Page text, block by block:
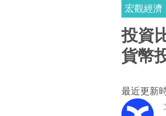
宏觀經濟
投資
貨幣
最近更新